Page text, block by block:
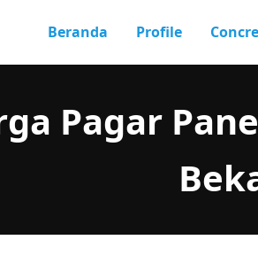
Beranda Profile
Pagar